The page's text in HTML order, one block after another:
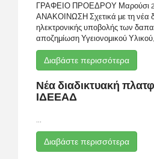
ΓΡΑΦΕΙΟ ΠΡΟΕΔΡΟΥ Μαρούσι
ΑΝΑΚΟΙΝΩΣΗ Σχετικά με τη νέα
ηλεκτρονικής υποβολής των
αποζημίωση Υγειονομικού
Διαβάστε περισσότερα
Νέα διαδικτυακή
ΙΔΕΕΑΔ
Διαβάστε περισσότερα